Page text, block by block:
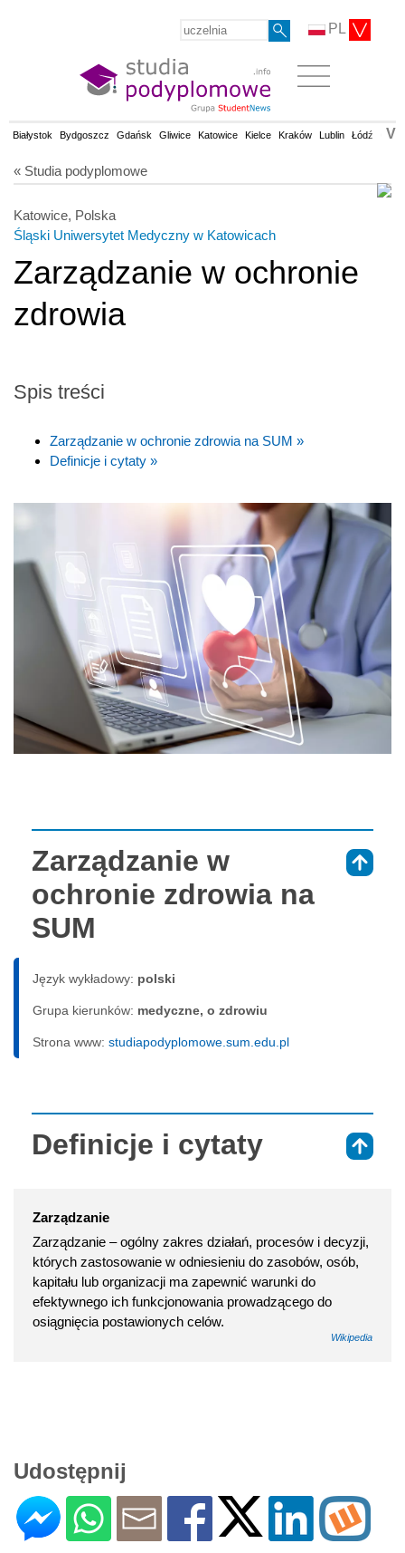
PL
Białystok Bydgoszcz Gdańsk Gliwice Katowice Kielce Kraków Lublin Łódź V
« Studia podyplomowe
Katowice, Polska
Śląski Uniwersytet Medyczny w Katowicach
Zarządzanie w ochronie
zdrowia
Spis treści
Zarządzanie w ochronie zdrowia na SUM »
Definicje i cytaty »
Zarządzanie w
ochronie zdrowia na
SUM
Język wykładowy: polski
Grupa kierunków: medyczne, o zdrowiu
Strona www: studiapodyplomowe.sum.edu.pl
Definicje i cytaty
Zarządzanie
Zarządzanie – ogólny zakres działań, procesów i decyzji,
których zastosowanie w odniesieniu do zasobów, osób,
kapitału lub organizacji ma zapewnić warunki do
efektywnego ich funkcjonowania prowadzącego do
osiągnięcia postawionych celów.
Wikipedia
Udostępnij